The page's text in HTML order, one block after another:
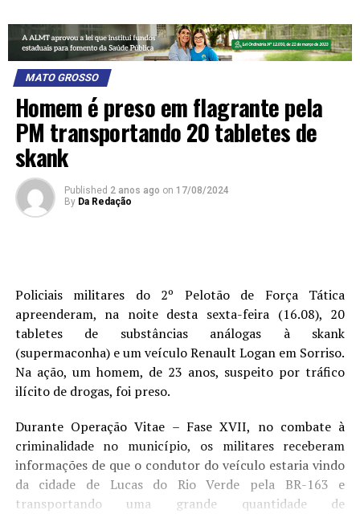
MATO GROSSO
Homem é preso em flagrante pela
PM transportando 20 tabletes de
skank
Published 2 anos ago on 17/08/2024
By Da Redação
Policiais militares do 2º Pelotão de Força Tática
apreenderam, na noite desta sexta-feira (16.08), 20
tabletes de substâncias análogas à skank
(supermaconha) e um veículo Renault Logan em Sorriso.
Na ação, um homem, de 23 anos, suspeito por tráfico
ilícito de drogas, foi preso.
Durante Operação Vitae – Fase XVII, no combate à
criminalidade no município, os militares receberam
informações de que o condutor do veículo estaria vindo
da cidade de Lucas do Rio Verde pela BR-163 e
transportando uma grande quantidade de